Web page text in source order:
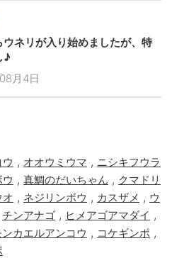
ウネリが入り始めましたが、特
♪
月4日
, オオウミウマ , ニシキフウラ
, 真鯛のだいちゃん , クマドリ
オ , ネジリンボウ , カスザメ , ウ
チンアナゴ , ヒメアゴアマダイ ,
カエルアンコウ , コケギンポ ,